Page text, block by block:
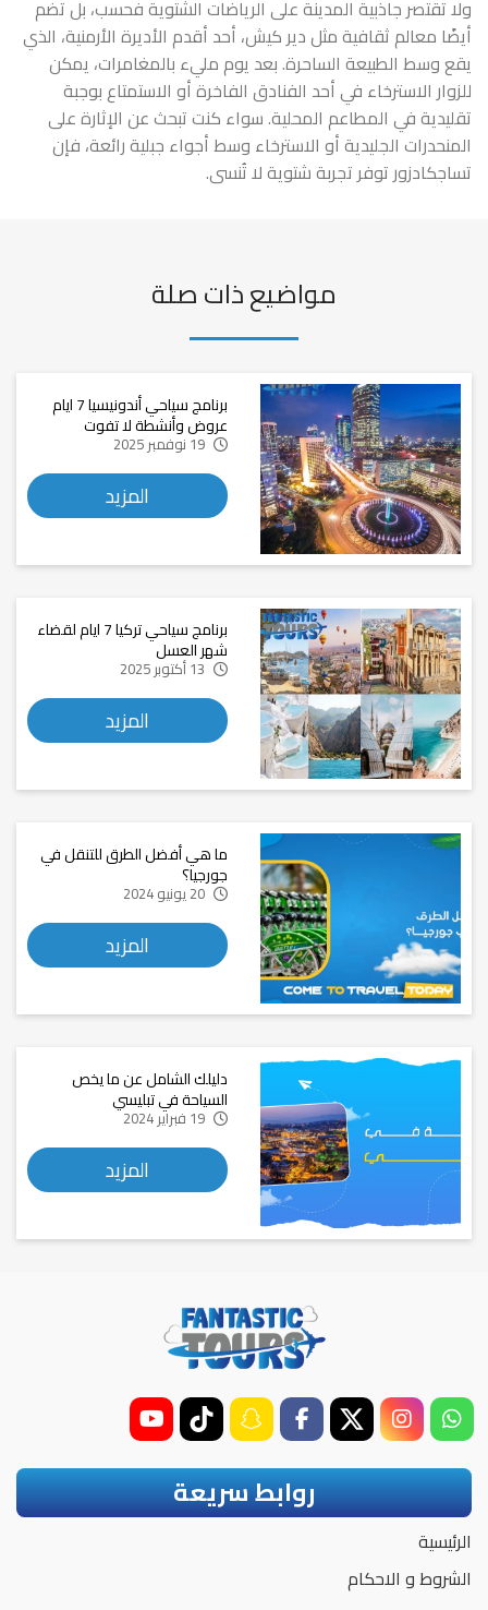
ولا تقتصر جاذبية المدينة على الرياضات الشتوية فحسب، بل تضم
أيضًا معالم ثقافية مثل دير كيش، أحد أقدم الأديرة الأرمنية، الذي
يقع وسط الطبيعة الساحرة. بعد يوم مليء بالمغامرات، يمكن
للزوار الاسترخاء في أحد الفنادق الفاخرة أو الاستمتاع بوجبة
تقليدية في المطاعم المحلية. سواء كنت تبحث عن الإثارة على
المنحدرات الجليدية أو الاسترخاء وسط أجواء جبلية رائعة، فإن
تساجكادزور توفر تجربة شتوية لا تُنسى.
مواضيع ذات صلة
برنامج سياحي أندونيسيا 7 ايام
عروض وأنشطة لا تفوت
المزيد
برنامج سياحي تركيا 7 ايام لقضاء
شهر العسل
المزيد
ما هي أفضل الطرق للتنقل في
جورجيا؟
المزيد
دليلك الشامل عن ما يخص
السياحة في تبليسي
المزيد
روابط سريعة
الرئيسية
الشروط و الاحكام